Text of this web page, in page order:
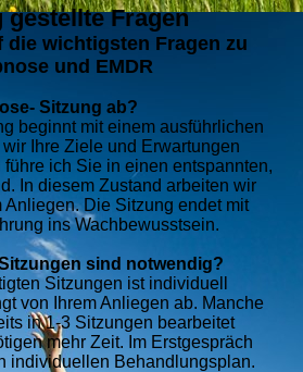
gestellte Fragen
die wichtigsten Fragen zu
und EMDR
Sitzung ab?
beginnt mit einem ausführlichen
Ihre Ziele und Erwartungen
ich Sie in einen entspannten,
In diesem Zustand arbeiten wir
Anliegen. Die Sitzung endet mit
ins Wachbewusstsein.
sind notwendig?
Sitzungen ist individuell
von Ihrem Anliegen ab. Manche
in 1-3 Sitzungen bearbeitet
mehr Zeit. Im Erstgespräch
individuellen Behandlungsplan.